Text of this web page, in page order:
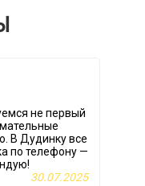
не первый
В Дудинку все
по телефону —
30.07.2025